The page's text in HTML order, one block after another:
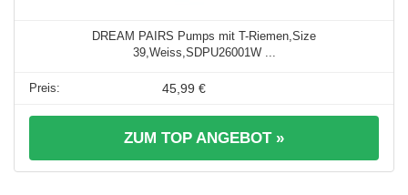
DREAM PAIRS Pumps mit T-Riemen,Size
39,Weiss,SDPU26001W ...
45,99 €
ZUM TOP ANGEBOT »